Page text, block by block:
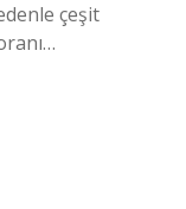
çeşit